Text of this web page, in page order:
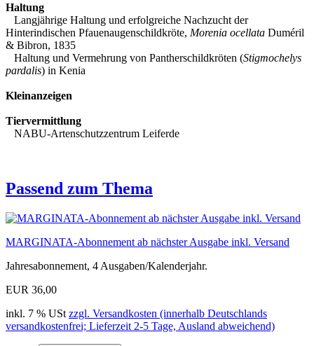
Haltung
Langjährige Haltung und erfolgreiche Nachzucht der
Hinterindischen Pfauenaugenschildkröte, Morenia ocellata Duméril
& Bibron, 1835
Haltung und Vermehrung von Pantherschildkröten (Stigmochelys
pardalis) in Kenia
Kleinanzeigen
Tiervermittlung
NABU-Artenschutzzentrum Leiferde
Passend zum Thema
MARGINATA-Abonnement ab nächster Ausgabe inkl. Versand
Jahresabonnement, 4 Ausgaben/Kalenderjahr.
EUR 36,00
inkl. 7 % USt zzgl. Versandkosten (innerhalb Deutschlands
versandkostenfrei; Lieferzeit 2-5 Tage, Ausland abweichend)